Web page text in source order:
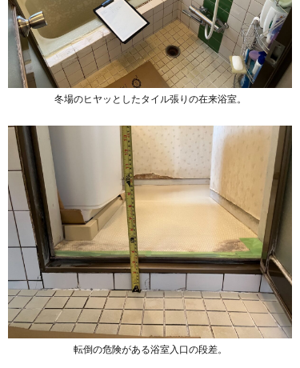
冬場のヒヤッとしたタイル張りの在来浴室。
転倒の危険がある浴室入口の段差。